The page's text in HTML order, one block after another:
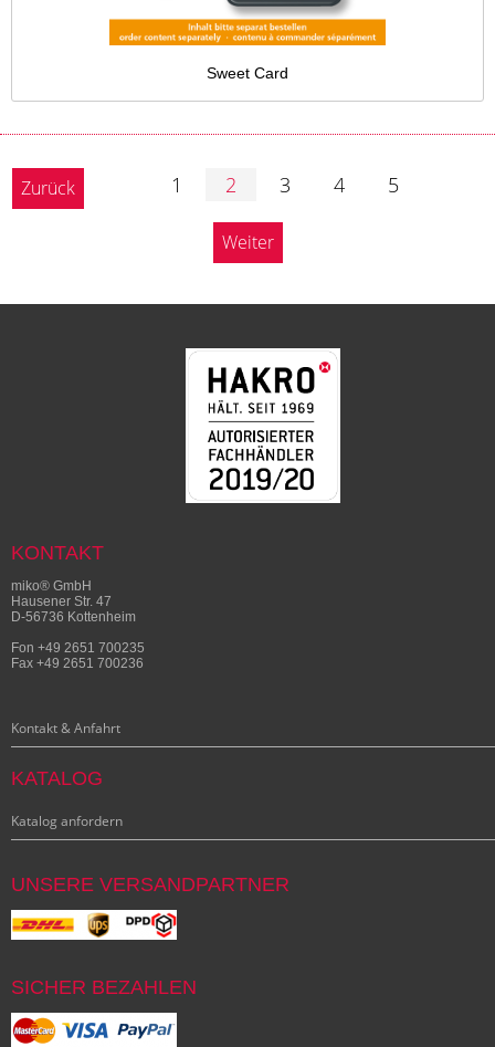
Sweet Card
Zurück 1 2 3 4 5
Weiter
KONTAKT
miko® GmbH
Hausener Str. 47
D-56736 Kottenheim
Fon +49 2651 700235
Fax +49 2651 700236
Kontakt & Anfahrt
KATALOG
Katalog anfordern
UNSERE VERSANDPARTNER
SICHER BEZAHLEN